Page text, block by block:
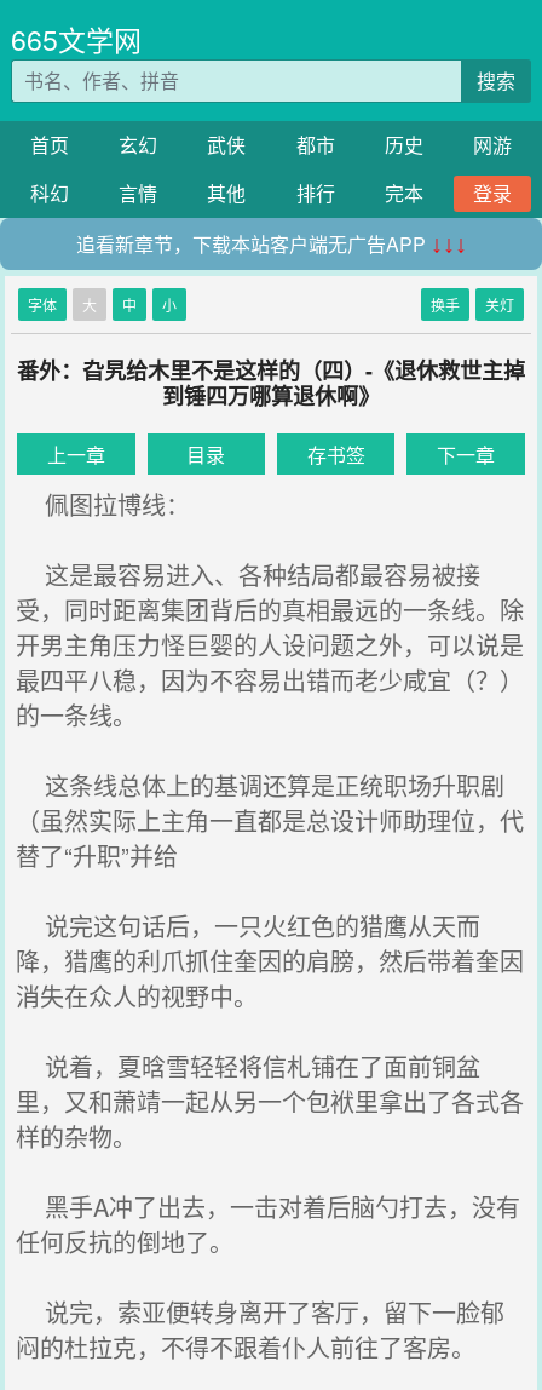
665文学网
搜索
首页 玄幻 武侠 都市 历史
网游
科幻
言情 其他 排行 完本
登录
追看新章节，下载本站客户端无广告APP ↓↓↓
字体 大 中 小 换手 关灯
番外：旮旯给木里不是这样的（四）-《退休救世主掉
到锤四万哪算退休啊》
上一章 目录 存书签 下一章
佩图拉博线：
这是最容易进入、各种结局都最容易被接
受，同时距离集团背后的真相最远的一条线。除
开男主角压力怪巨婴的人设问题之外，可以说是
最四平八稳，因为不容易出错而老少咸宜（？）
的一条线。
这条线总体上的基调还算是正统职场升职剧
（虽然实际上主角一直都是总设计师助理位，代
替了“升职”并给
说完这句话后，一只火红色的猎鹰从天而
降，猎鹰的利爪抓住奎因的肩膀，然后带着奎因
消失在众人的视野中。
说着，夏晗雪轻轻将信札铺在了面前铜盆
里，又和萧靖一起从另一个包袱里拿出了各式各
样的杂物。
黑手A冲了出去，一击对着后脑勺打去，没有
任何反抗的倒地了。
说完，索亚便转身离开了客厅，留下一脸郁
闷的杜拉克，不得不跟着仆人前往了客房。